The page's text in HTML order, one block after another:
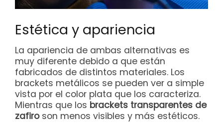
Estética y apariencia
La apariencia de ambas alternativas es
muy diferente debido a que están
fabricados de distintos materiales. Los
brackets metálicos se pueden ver a simple
vista por el color plata que los caracteriza.
Mientras que los brackets transparentes de
zafiroson menos visibles y más estéticos.